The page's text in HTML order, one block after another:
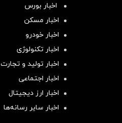
اخبار بورس
اخبار مسکن
اخبار خودرو
اخبار تکنولوژی
اخبار تولید و تجارت
اخبار اجتماعی
اخبار ارز دیجیتال
اخبار سایر رسانه‌‌ها